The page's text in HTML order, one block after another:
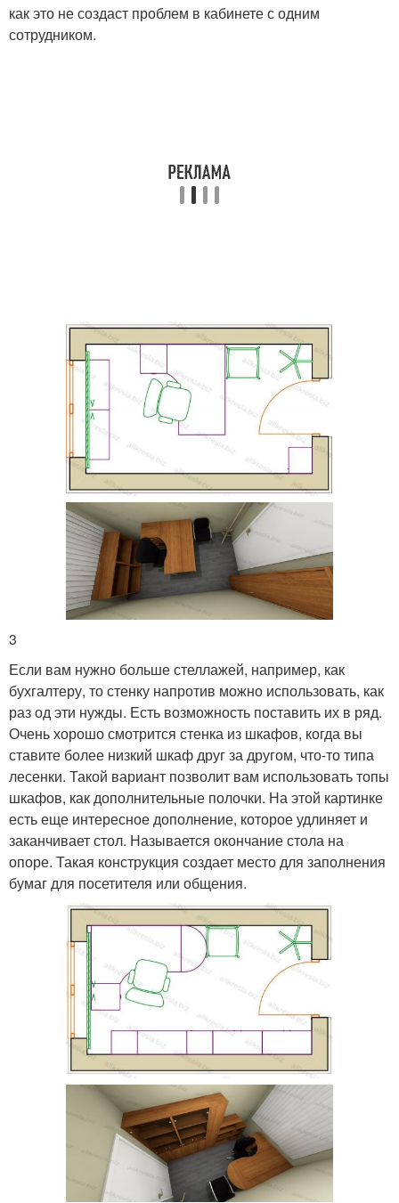
как это не создаст проблем в кабинете с одним
сотрудником.
3
Если вам нужно больше стеллажей, например, как
бухгалтеру, то стенку напротив можно использовать, как
раз од эти нужды. Есть возможность поставить их в ряд.
Очень хорошо смотрится стенка из шкафов, когда вы
ставите более низкий шкаф друг за другом, что-то типа
лесенки. Такой вариант позволит вам использовать топы
шкафов, как дополнительные полочки. На этой картинке
есть еще интересное дополнение, которое удлиняет и
заканчивает стол. Называется окончание стола на
опоре. Такая конструкция создает место для заполнения
бумаг для посетителя или общения.